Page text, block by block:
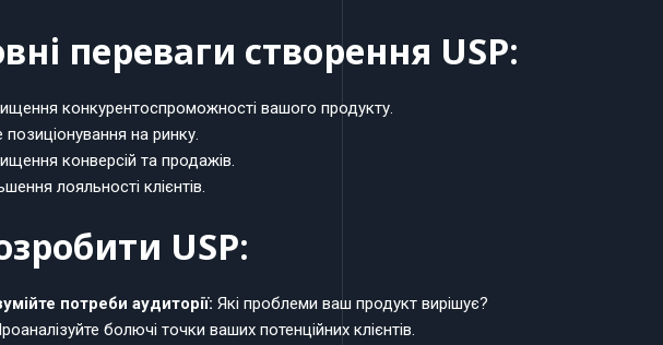
переваги створення USP:
конкурентоспроможності вашого продукту.
позиціонування на ринку.
конверсій та продажів.
лояльності клієнтів.
USP:
потреби аудиторії: Які проблеми ваш продукт вирішує?
болючі точки ваших потенційних клієнтів.